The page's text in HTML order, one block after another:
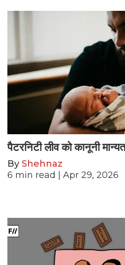
पैटरनिटी लीव को कानूनी
By Shehnaz
6 min read | Apr 29, 2026